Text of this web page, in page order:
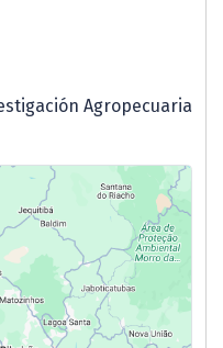
Agropecuaria